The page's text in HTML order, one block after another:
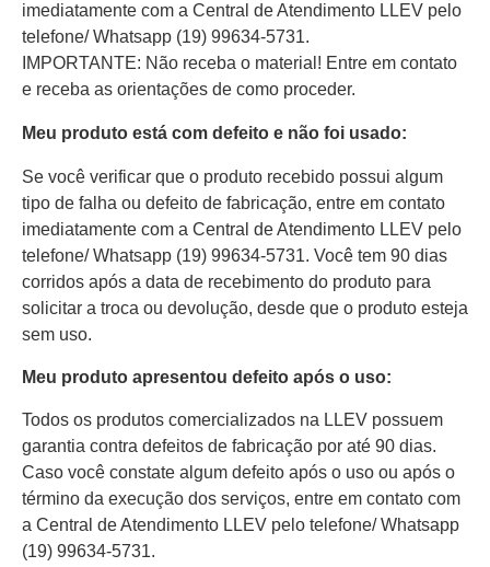
imediatamente com a Central de Atendimento LLEV pelo
telefone/ Whatsapp (19) 99634-5731.
IMPORTANTE: Não receba o material! Entre em contato
e receba as orientações de como proceder.
Meu produto está com defeito e não foi usado:
Se você verificar que o produto recebido possui algum
tipo de falha ou defeito de fabricação, entre em contato
imediatamente com a Central de Atendimento LLEV pelo
telefone/ Whatsapp (19) 99634-5731. Você tem 90 dias
corridos após a data de recebimento do produto para
solicitar a troca ou devolução, desde que o produto esteja
sem uso.
Meu produto apresentou defeito após o uso:
Todos os produtos comercializados na LLEV possuem
garantia contra defeitos de fabricação por até 90 dias.
Caso você constate algum defeito após o uso ou após o
término da execução dos serviços, entre em contato com
a Central de Atendimento LLEV pelo telefone/ Whatsapp
(19) 99634-5731.